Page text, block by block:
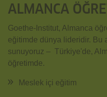
ALMANCA
Goethe-Institut, Almanca
eğitimde dünya lideridir. Bu
sunuyoruz – Türkiye'de,
öğretimde.
Meslek içi eğitim